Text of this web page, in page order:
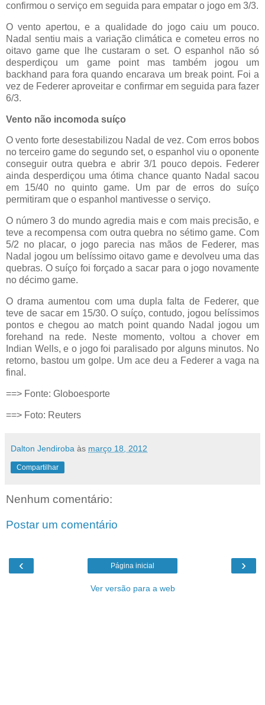
confirmou o serviço em seguida para empatar o jogo em 3/3.
O vento apertou, e a qualidade do jogo caiu um pouco.
Nadal sentiu mais a variação climática e cometeu erros no
oitavo game que lhe custaram o set. O espanhol não só
desperdiçou um game point mas também jogou um
backhand para fora quando encarava um break point. Foi a
vez de Federer aproveitar e confirmar em seguida para fazer
6/3.
Vento não incomoda suíço
O vento forte desestabilizou Nadal de vez. Com erros bobos
no terceiro game do segundo set, o espanhol viu o oponente
conseguir outra quebra e abrir 3/1 pouco depois. Federer
ainda desperdiçou uma ótima chance quanto Nadal sacou
em 15/40 no quinto game. Um par de erros do suíço
permitiram que o espanhol mantivesse o serviço.
O número 3 do mundo agredia mais e com mais precisão, e
teve a recompensa com outra quebra no sétimo game. Com
5/2 no placar, o jogo parecia nas mãos de Federer, mas
Nadal jogou um belíssimo oitavo game e devolveu uma das
quebras. O suíço foi forçado a sacar para o jogo novamente
no décimo game.
O drama aumentou com uma dupla falta de Federer, que
teve de sacar em 15/30. O suíço, contudo, jogou belíssimos
pontos e chegou ao match point quando Nadal jogou um
forehand na rede. Neste momento, voltou a chover em
Indian Wells, e o jogo foi paralisado por alguns minutos. No
retorno, bastou um golpe. Um ace deu a Federer a vaga na
final.
==> Fonte: Globoesporte
==> Foto: Reuters
Dalton Jendiroba às março 18, 2012
Compartilhar
Nenhum comentário:
Postar um comentário
‹ ›
Página inicial
Ver versão para a web